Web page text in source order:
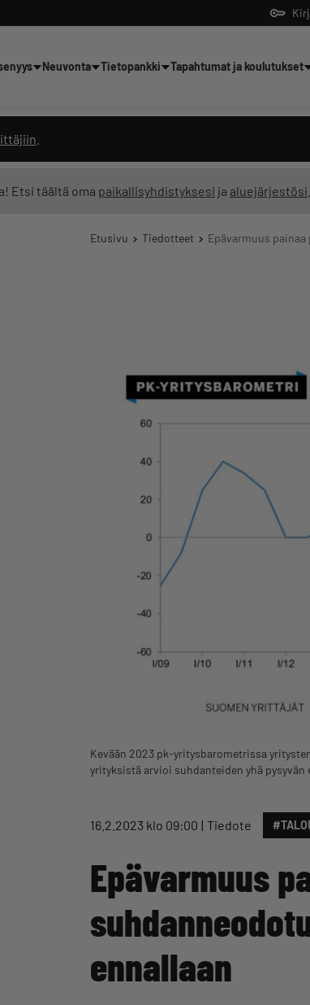
Neuvonta Tietopankki Tapahtumat ja koulutukset
Etsi täältä oma paikallisyhdistyksesi ja aluejärjestösi
Etusivu Tiedotteet Epävarmuus
Kevään 2023 pk-yritysbarometrissa
yrityksistä arvioi suhdanteiden yhä
16.2.2023 klo 09:00 Tiedote
Epävarmuus
ennallaan
suoraan Yrittäjien tekoälyltä